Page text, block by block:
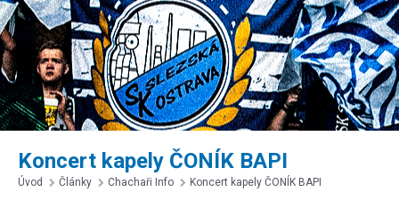
Koncert kapely ČONÍK BAPI
Úvod Články Chachaři Info Koncert kapely ČONÍK BAPI